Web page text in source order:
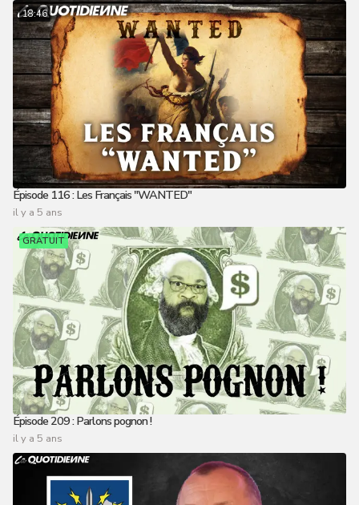
18:46
Épisode 116 : Les Français "WANTED"
il y a 5 ans
GRATUIT
Épisode 209 : Parlons pognon !
il y a 5 ans